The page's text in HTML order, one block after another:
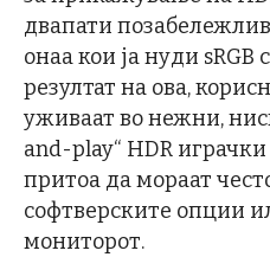
двапати
онаа кои ја нуди sRGB
резултат на ова,
уживаат во нежни,
and-play“ HDR
притоа да мораат
софтверските опции
мониторот.